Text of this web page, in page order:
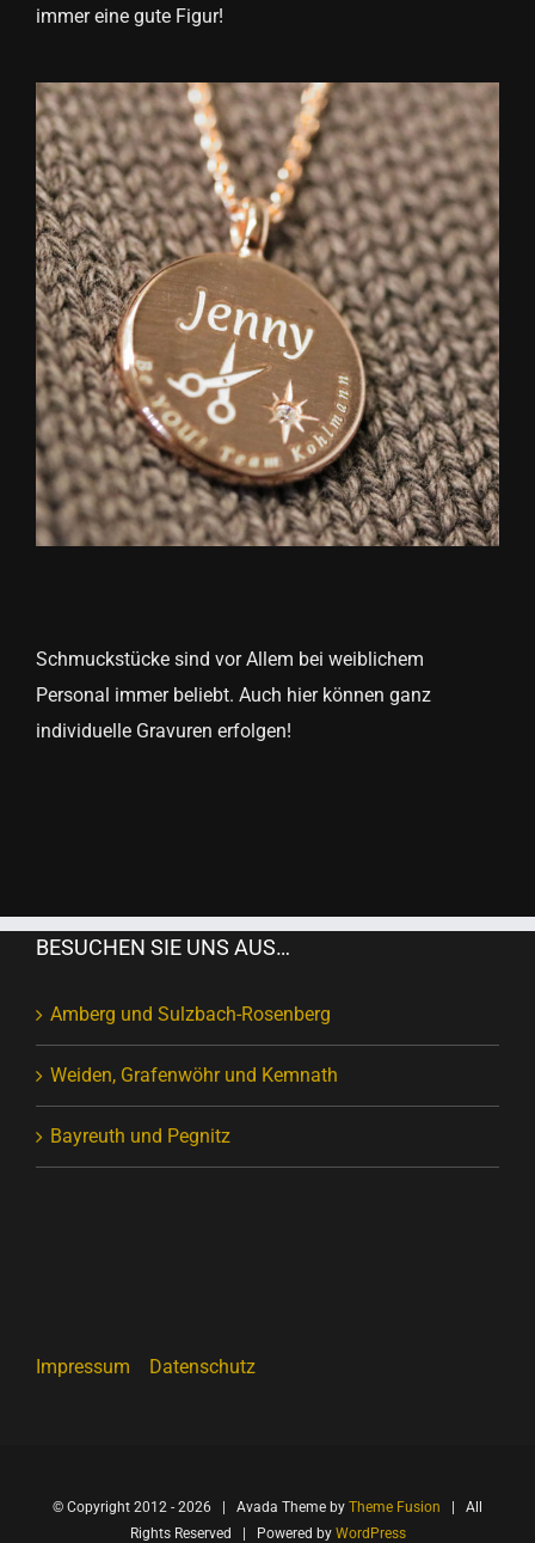
immer eine gute Figur!
Schmuckstücke sind vor Allem bei weiblichem
Personal immer beliebt. Auch hier können ganz
individuelle Gravuren erfolgen!
BESUCHEN SIE UNS AUS…
Amberg und Sulzbach-Rosenberg
Weiden, Grafenwöhr und Kemnath
Bayreuth und Pegnitz
Impressum Datenschutz
© Copyright 2012 - 2026 | Avada Theme by Theme Fusion | All
Rights Reserved | Powered by WordPress